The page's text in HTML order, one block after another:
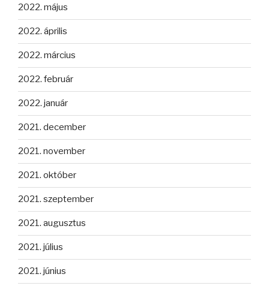
2022. május
2022. április
2022. március
2022. február
2022. január
2021. december
2021. november
2021. október
2021. szeptember
2021. augusztus
2021. július
2021. június